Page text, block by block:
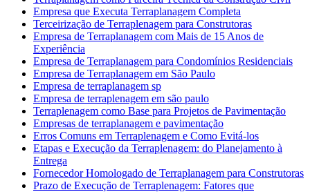
Empresa que Executa Terraplanagem Completa
Terceirização de Terraplenagem para Construtoras
Empresa de Terraplanagem com Mais de 15 Anos de
Experiência
Empresa de Terraplanagem para Condomínios Residenciais
Empresa de Terraplanagem em São Paulo
Empresa de terraplanagem sp
Empresa de terraplenagem em são paulo
Terraplenagem como Base para Projetos de Pavimentação
Empresas de terraplanagem e pavimentação
Erros Comuns em Terraplenagem e Como Evitá-los
Etapas e Execução da Terraplenagem: do Planejamento à
Entrega
Fornecedor Homologado de Terraplanagem para Construtoras
Prazo de Execução de Terraplenagem: Fatores que